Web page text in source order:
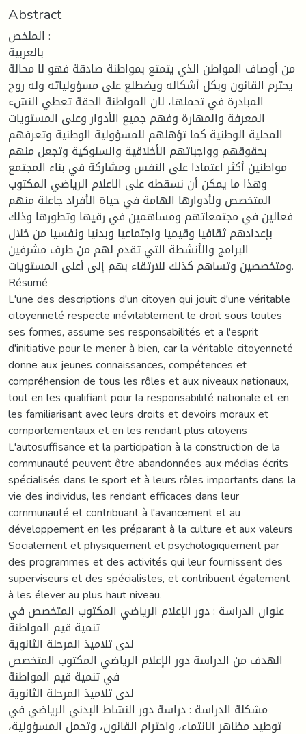
Abstract
الملخص :
بالعربية
من أوصاف المواطن الذي يتمتع بمواطنة صادقة فهو لا محالة
يحترم القانون وبكل أشكاله ويضطلع على مسؤولياته وله روح
المبادرة في تحملها، لان المواطنة الحقة تعطي النشء
المعرفة والمهارة وفهم جميع الأدوار وعلى المستويات
المحلية الوطنية كما تؤهلهم للمسؤولية الوطنية وتعرفهم
بحقوقهم وواجباتهم الأخلاقية والسلوكية وتجعل منهم
مواطنين أكثر اعتمادا على النفس ومشاركة في بناء المجتمع
وهذا ما يمكن أن نسقطه على الاعلام الرياضي المكتوب
المتخصص ولأدوارها الهامة في حياة الأفراد جاعلة منهم
فعالين في مجتمعاتهم ومساهمين في رقيها وتطورها وذلك
بإعدادهم ثقافيا وقيميا واجتماعيا وبدنيا ونفسيا من خلال
البرامج والأنشطة التي تقدم لهم من طرف مشرفين
ومتخصصين وتساهم كذلك للارتقاء بهم إلى أعلى المستويات.
Résumé
L'une des descriptions d'un citoyen qui jouit d'une véritable
citoyenneté respecte inévitablement le droit sous toutes
ses formes, assume ses responsabilités et a l'esprit
d'initiative pour le mener à bien, car la véritable citoyenneté
donne aux jeunes connaissances, compétences et
compréhension de tous les rôles et aux niveaux nationaux,
tout en les qualifiant pour la responsabilité nationale et en
les familiarisant avec leurs droits et devoirs moraux et
comportementaux et en les rendant plus citoyens
L'autosuffisance et la participation à la construction de la
communauté peuvent être abandonnées aux médias écrits
spécialisés dans le sport et à leurs rôles importants dans la
vie des individus, les rendant efficaces dans leur
communauté et contribuant à l'avancement et au
développement en les préparant à la culture et aux valeurs
Socialement et physiquement et psychologiquement par
des programmes et des activités qui leur fournissent des
superviseurs et des spécialistes, et contribuent également
à les élever au plus haut niveau.
عنوان الدراسة : دور الإعلام الرياضي المكتوب المتخصص في
تنمية قيم المواطنة
لدى تلاميذ المرحلة الثانوية
الهدف من الدراسة دور الإعلام الرياضي المكتوب المتخصص
في تنمية قيم المواطنة
لدى تلاميذ المرحلة الثانوية
مشكلة الدراسة : دراسة دور النشاط البدني الرياضي في
توطيد مظاهر الانتماء، واحترام القانون، وتحمل المسؤولية،